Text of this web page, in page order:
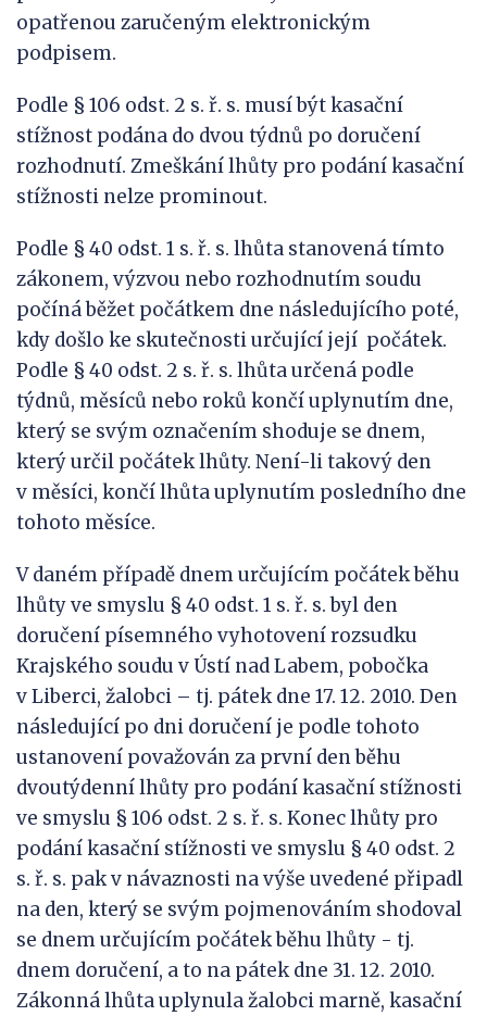
opatřenou zaručeným elektronickým
podpisem.
Podle § 106 odst. 2 s. ř. s. musí být kasační
stížnost podána do dvou týdnů po doručení
rozhodnutí. Zmeškání lhůty pro podání kasační
stížnosti nelze prominout.
Podle § 40 odst. 1 s. ř. s. lhůta stanovená tímto
zákonem, výzvou nebo rozhodnutím soudu
počíná běžet počátkem dne následujícího poté,
kdy došlo ke skutečnosti určující její počátek.
Podle § 40 odst. 2 s. ř. s. lhůta určená podle
týdnů, měsíců nebo roků končí uplynutím dne,
který se svým označením shoduje se dnem,
který určil počátek lhůty. Není-li takový den
v měsíci, končí lhůta uplynutím posledního dne
tohoto měsíce.
V daném případě dnem určujícím počátek běhu
lhůty ve smyslu § 40 odst. 1 s. ř. s. byl den
doručení písemného vyhotovení rozsudku
Krajského soudu v Ústí nad Labem, pobočka
v Liberci, žalobci – tj. pátek dne 17. 12. 2010. Den
následující po dni doručení je podle tohoto
ustanovení považován za první den běhu
dvoutýdenní lhůty pro podání kasační stížnosti
ve smyslu § 106 odst. 2 s. ř. s. Konec lhůty pro
podání kasační stížnosti ve smyslu § 40 odst. 2
s. ř. s. pak v návaznosti na výše uvedené připadl
na den, který se svým pojmenováním shodoval
se dnem určujícím počátek běhu lhůty - tj.
dnem doručení, a to na pátek dne 31. 12. 2010.
Zákonná lhůta uplynula žalobci marně, kasační